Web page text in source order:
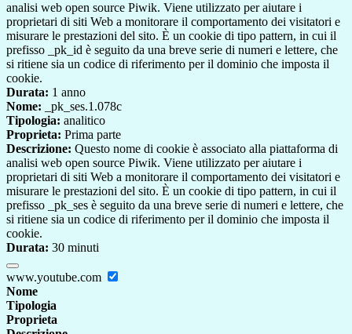
analisi web open source Piwik. Viene utilizzato per aiutare i
proprietari di siti Web a monitorare il comportamento dei visitatori e
misurare le prestazioni del sito. È un cookie di tipo pattern, in cui il
prefisso _pk_id è seguito da una breve serie di numeri e lettere, che
si ritiene sia un codice di riferimento per il dominio che imposta il
cookie.
Durata: 1 anno
Nome: _pk_ses.1.078c
Tipologia: analitico
Proprieta: Prima parte
Descrizione: Questo nome di cookie è associato alla piattaforma di
analisi web open source Piwik. Viene utilizzato per aiutare i
proprietari di siti Web a monitorare il comportamento dei visitatori e
misurare le prestazioni del sito. È un cookie di tipo pattern, in cui il
prefisso _pk_ses è seguito da una breve serie di numeri e lettere, che
si ritiene sia un codice di riferimento per il dominio che imposta il
cookie.
Durata: 30 minuti
www.youtube.com
Nome
Tipologia
Proprieta